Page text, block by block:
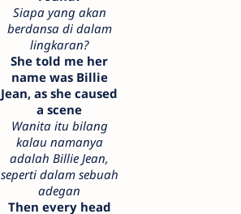
Siapa yang akan
berdansa di dalam
lingkaran?
She told me her
name was Billie
Jean, as she caused
a scene
Wanita itu bilang
kalau namanya
adalah Billie Jean,
seperti dalam sebuah
adegan
Then every head